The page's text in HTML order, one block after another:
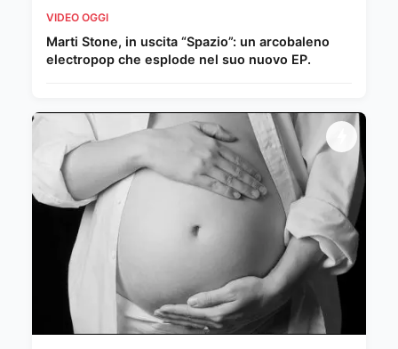
VIDEO OGGI
Marti Stone, in uscita “Spazio”: un arcobaleno
electropop che esplode nel suo nuovo EP.